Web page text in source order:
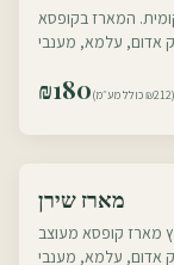
המארז בקופסא
35/10 ס״מ כולל: 1 יין בוטיק אדום, עלמא, מענבי
₪180
מארז שירן
מארז קופסא מעוצב
ס״מ, המארז כולל: 1 יין בוטיק אדום, עלמא, מענבי